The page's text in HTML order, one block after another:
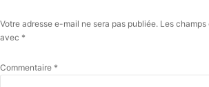
Votre adresse e-mail ne sera pas publiée. Les
avec *
Commentaire *